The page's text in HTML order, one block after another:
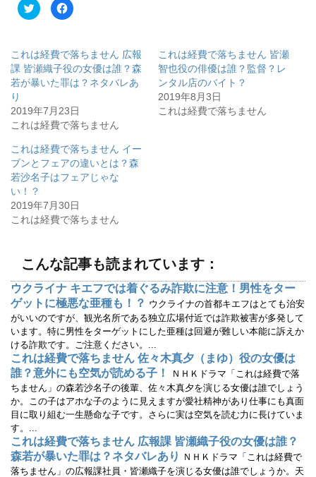
ク
リ
て
T
w
i
t
r
で
共
有
新
し
い
ウ
ィ
ン
ド
ウ
で
開
F
a
o
o
k
で
共
有
る
に
は
ク
ッ
ク
し
て
く
さ
い
(
新
ィ
ン
ウ
で
開
き
ま
す
)
これは経費で落ちません 広報
課 皆瀬織子役の女優は誰？森
若が暴いた罪は？ネタバレあ
り
2019年7月23日
これは経費で落ちません
これは経費で落ちません 皆瀬
智也役の俳優は誰？監督？レ
ンタル店のバイト？
2019年8月3日
これは経費で落ちません
これは経費で落ちません イー
ブンとフェアの違いとは？森
若沙名子はフェアじゃな
い！？
2019年7月30日
これは経費で落ちません
こんな記事も読まれています：
ウクライナ キエフでは着ぐるみ詐欺に注意！男性をター
ゲットに極悪な亜種も！？ ウクライナの首都キエフはとても治安
がいいのですが、観光名所である独立広場付近では詐欺被害が多発して
います。特に男性をターゲットにした亜種は回避が難しい本能に訴えか
ける詐欺です。ご注意ください。...
これは経費で落ちません 佐々木真夕（まゆ）役の女優は
誰？意外にも空気が読める子！
ＮＨＫドラマ「これは経費で落
ちません」の森若沙名子の後輩、佐々木真夕を演じる女優は誰でしょう
か。この子はアホな子のように見えますが愛社精神があり仕事にも真面
目に取り組む一生懸命な子です。さらに実は空気を読む力に長けていま
す。...
これは経費で落ちません 広報課 皆瀬織子役の女優は誰？
森若が暴いた罪は？ネタバレあり
ＮＨＫドラマ「これは経費で
落ちません」の広報課社員・皆瀬織子を演じる女優は誰でしょうか。天